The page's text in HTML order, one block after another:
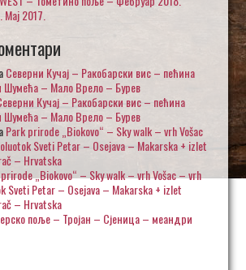
2017.
Северни Кучај – Ракобарски вис – пећина
– Мало Врело – Бурев
Кучај – Ракобарски вис – пећина
– Мало Врело – Бурев
Park prirode „Biokovo“ – Sky walk – vrh Vošac
Sveti Petar – Osejava – Makarska + izlet
– Hrvatska
„Biokovo“ – Sky walk – vrh Vošac – vrh
Sveti Petar – Osejava – Makarska + izlet
– Hrvatska
поље – Тројан – Сјеница – меандри